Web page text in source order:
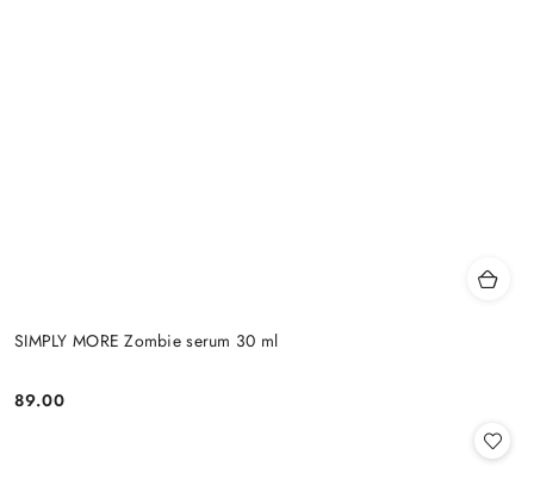
SIMPLY MORE Zombie serum 30 ml
Cena:
89.00